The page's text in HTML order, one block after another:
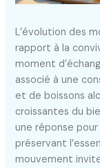
L’évolution des
rapport à la
moment
associé à une
et de boissons
croissantes du
une réponse
préservant
mouvement